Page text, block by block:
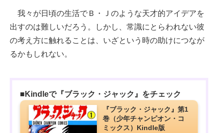
我々が日頃の生活でＢ・Ｊのような天才的アイデアを
出すのは難しいだろう。しかし、常識にとらわれない彼
の考え方に触れることは、いざという時の助けにつなが
るかもしれない。
■Kindleで『ブラック・ジャック』をチェック
『ブラック・ジャック』第1
巻（少年チャンピオン・コ
ミックス）Kindle版